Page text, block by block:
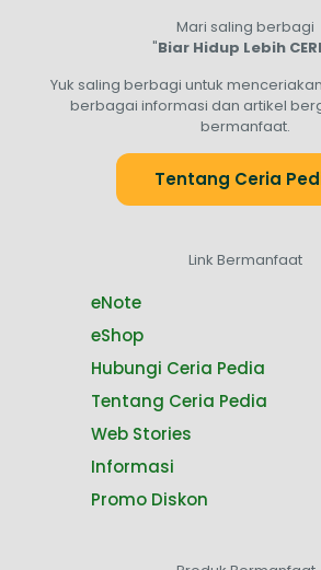
Mari saling berbagi
"Biar Hidup Lebih
Yuk saling berbagi untuk
berbagai informasi dan artikel
bermanfaat.
Tentang Ceria
Link Bermanfaat
eNote
eShop
Hubungi Ceria Pedia
Tentang Ceria Pedia
Web Stories
Informasi
Promo Diskon